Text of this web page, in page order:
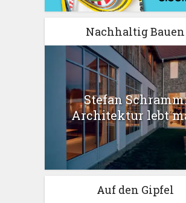
Nachhaltig Bauen
Stefan Schramm:
Architektur lebt
Auf den Gipfel